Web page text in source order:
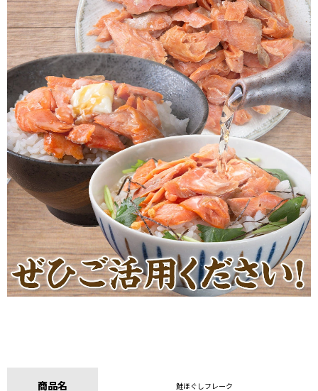
商品名 鮭ほぐしフレーク